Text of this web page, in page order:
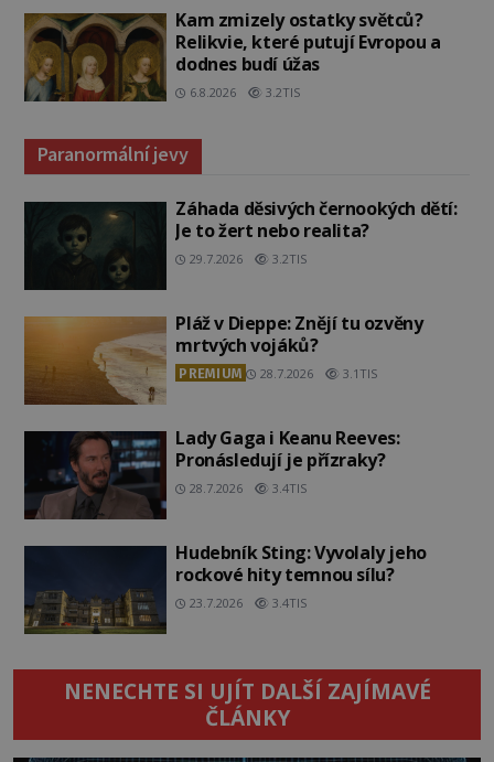
Kam zmizely ostatky světců?
Relikvie, které putují Evropou a
dodnes budí úžas
6.8.2026 3.2TIS
Paranormální jevy
Záhada děsivých černookých dětí:
Je to žert nebo realita?
29.7.2026 3.2TIS
Pláž v Dieppe: Znějí tu ozvěny
mrtvých vojáků?
PREMIUM 28.7.2026 3.1TIS
Lady Gaga i Keanu Reeves:
Pronásledují je přízraky?
28.7.2026 3.4TIS
Hudebník Sting: Vyvolaly jeho
rockové hity temnou sílu?
23.7.2026 3.4TIS
NENECHTE SI UJÍT DALŠÍ ZAJÍMAVÉ
ČLÁNKY